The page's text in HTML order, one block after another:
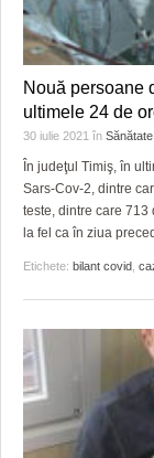
Nouă persoane
ultimele 24 de
30 iulie 2021 în Sănătate
În judeţul Timiş, în
Sars-Cov-2, dintre
teste, dintre care 713
la fel ca în ziua
Etichete: bilant covid